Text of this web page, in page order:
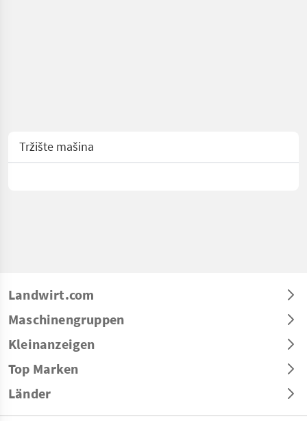
Tržište mašina
Landwirt.com
Maschinengruppen
Kleinanzeigen
Top Marken
Länder